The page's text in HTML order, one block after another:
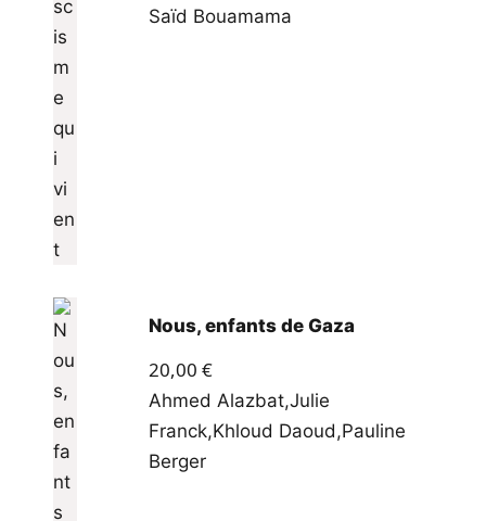
Saïd Bouamama
Nous, enfants de Gaza
20,00 €
Ahmed Alazbat,Julie
Franck,Khloud Daoud,Pauline
Berger